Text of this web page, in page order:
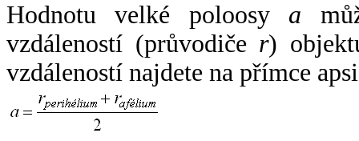
Hodnotu velké poloosy a
vzdáleností (průvodiče r)
vzdáleností najdete na přímce